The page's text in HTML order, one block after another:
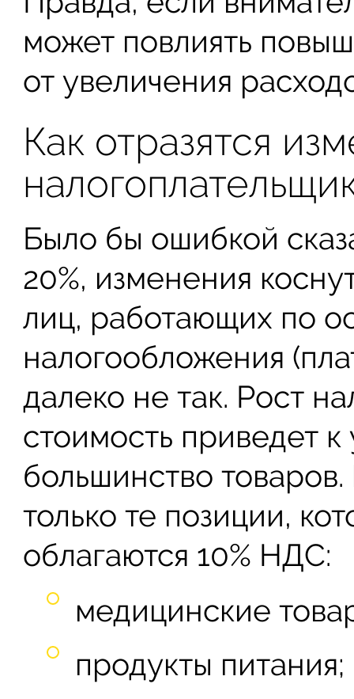
может повлиять
от увеличения
Как отразятся
Было бы ошибкой
20%, изменения
лиц, работающих по
налогообложения
далеко не так. Рост
стоимость приведет
большинство
только те позиции,
облагаются 10% НДС:
медицинские
продукты питания;